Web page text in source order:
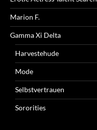
Marion F.
Gamma Xi Delta
Harvestehude
Mode
Selbstvertrauen
Sororities